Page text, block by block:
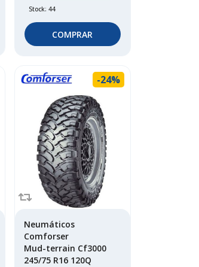
Stock: 44
COMPRAR
-24%
Neumáticos
Comforser
Mud-terrain Cf3000
245/75 R16 120Q